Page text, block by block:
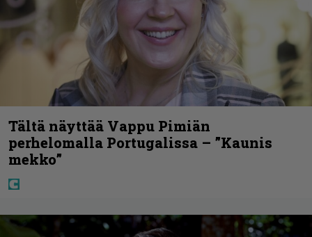
Tältä näyttää Vappu Pimiän
perhelomalla Portugalissa – ”Kaunis
mekko”